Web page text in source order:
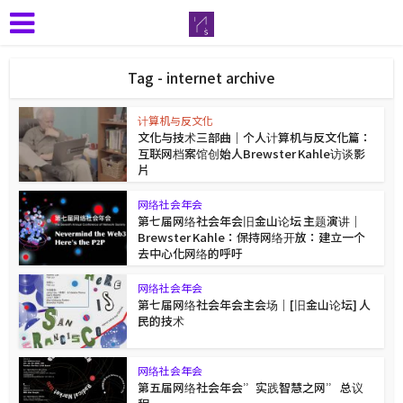
Tag - internet archive
计算机与反文化
文化与技术三部曲｜个人计算机与反文化篇：
互联网档案馆创始人Brewster Kahle访谈影
片
网络社会年会
第七届网络社会年会旧金山论坛 主题演讲｜
Brewster Kahle：保持网络开放：建立一个
去中心化网络的呼吁
网络社会年会
第七届网络社会年会主会场｜[旧金山论坛] 人
民的技术
网络社会年会
第五届网络社会年会”实践智慧之网” 总议